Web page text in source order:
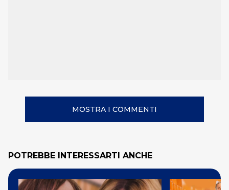
MOSTRA I COMMENTI
POTREBBE INTERESSARTI ANCHE